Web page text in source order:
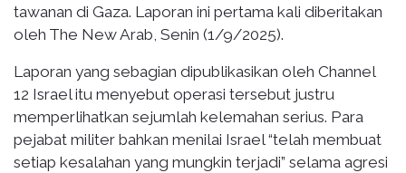
tawanan di Gaza. Laporan ini pertama kali diberitakan
oleh The New Arab, Senin (1/9/2025).
Laporan yang sebagian dipublikasikan oleh Channel
12 Israel itu menyebut operasi tersebut justru
memperlihatkan sejumlah kelemahan serius. Para
pejabat militer bahkan menilai Israel “telah membuat
setiap kesalahan yang mungkin terjadi” selama agresi